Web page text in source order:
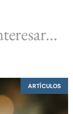
ARTÍCULOS